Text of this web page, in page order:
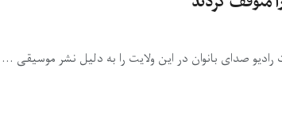
صدای بانوان در این ولایت را به دلیل نشر موسیقی ...